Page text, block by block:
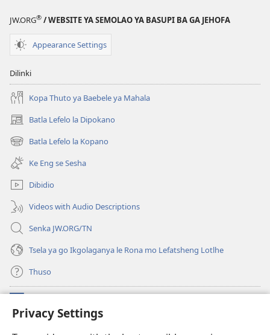
Privacy Settings
ileketeroniki
JW.ORG® / WEBSITE YA SEMOLAO YA BASUPI BA GA JEHOFA
Appearance Settings
Dilinki
Kopa Thuto ya Baebele ya Mahala
Batla Lefelo la Dipokano
(e
bula
tsebe
nngwe)
Batla Lefelo la Kopano
(e
bula
tsebe
e
nngwe)
Ke Eng se Sesha
Dibidio
Videos with Audio Descriptions
Senka JW.ORG/TN
Tsela ya go Ikgolaganya le Rona mo Lefatsheng Lotlhe
Thuso
(e
bula